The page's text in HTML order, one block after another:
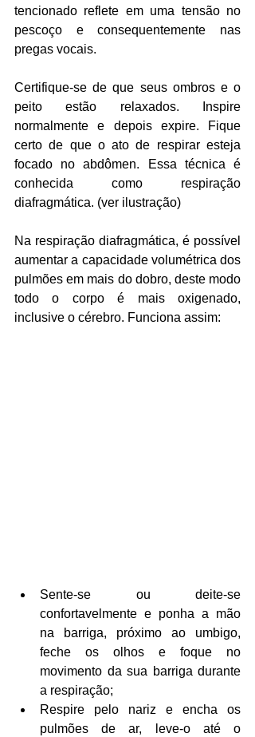
tencionado reflete em uma tensão no
pescoço e consequentemente nas
pregas vocais.
Certifique-se de que seus ombros e o
peito estão relaxados. Inspire
normalmente e depois expire. Fique
certo de que o ato de respirar esteja
focado no abdômen. Essa técnica é
conhecida como respiração
diafragmática. (ver ilustração)
Na respiração diafragmática, é possível
aumentar a capacidade volumétrica dos
pulmões em mais do dobro, deste modo
todo o corpo é mais oxigenado,
inclusive o cérebro. Funciona assim:
Sente-se ou deite-se
confortavelmente e ponha a mão
na barriga, próximo ao umbigo,
feche os olhos e foque no
movimento da sua barriga durante
a respiração;
Respire pelo nariz e encha os
pulmões de ar, leve-o até o